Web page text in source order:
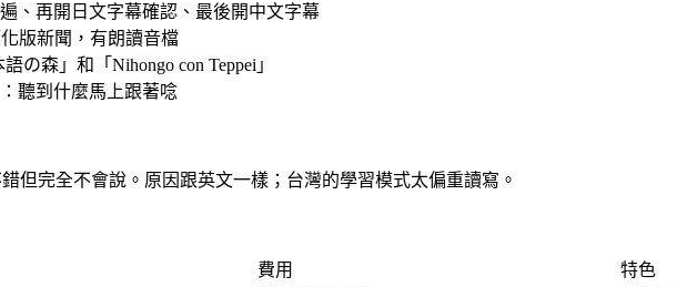
遍、再開日文字幕確認、最後開中文字幕
化版新聞，有朗讀音檔
の森」和「Nihongo con Teppei」
：聽到什麼馬上跟著唸
但完全不會說。原因跟英文一樣；台灣的學習模式太偏重讀寫。
費用
特色